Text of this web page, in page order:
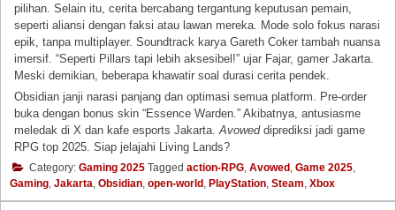
pilihan. Selain itu, cerita bercabang tergantung keputusan pemain,
seperti aliansi dengan faksi atau lawan mereka. Mode solo fokus narasi
epik, tanpa multiplayer. Soundtrack karya Gareth Coker tambah nuansa
imersif. “Seperti Pillars tapi lebih aksesibel!” ujar Fajar, gamer Jakarta.
Meski demikian, beberapa khawatir soal durasi cerita pendek.
Obsidian janji narasi panjang dan optimasi semua platform. Pre-order
buka dengan bonus skin “Essence Warden.” Akibatnya, antusiasme
meledak di X dan kafe esports Jakarta.Avoweddiprediksi jadi game
RPG top 2025. Siap jelajahi Living Lands?
Category: Gaming 2025 Tagged action-RPG, Avowed , Game 2025,
Gaming, Jakarta, Obsidian, open-world , PlayStation, Steam, Xbox